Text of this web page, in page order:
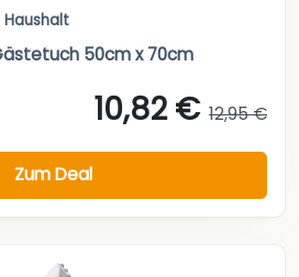
Haushalt
50cm x 70cm
10,82 € 12,95 €
Zum Deal